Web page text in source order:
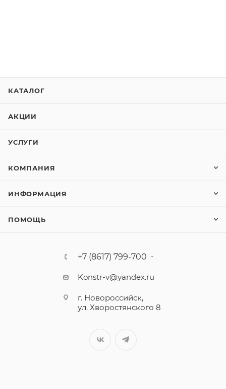
КАТАЛОГ
АКЦИИ
УСЛУГИ
КОМПАНИЯ
ИНФОРМАЦИЯ
ПОМОЩЬ
+7 (8617) 799-700
Konstr-v@yandex.ru
г. Новороссийск,
ул. Хворостянского 8